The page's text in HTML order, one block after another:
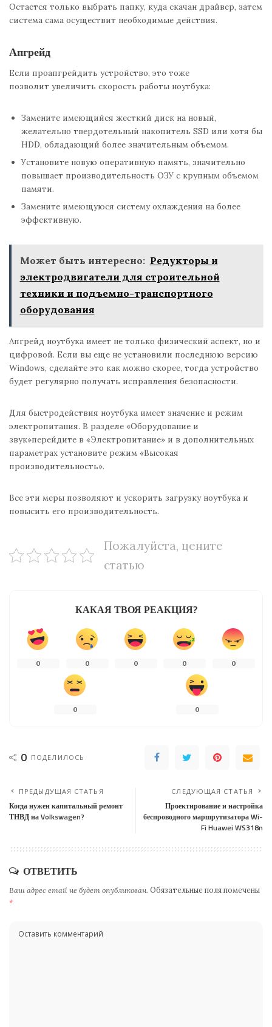
Остается только выбрать папку, куда скачан драйвер, затем
система сама осуществит необходимые действия.
Апгрейд
Если проапгрейдить устройство, это тоже
позволит увеличить скорость работы ноутбука:
Замените имеющийся жесткий диск на новый,
желательно твердотельный накопитель SSD или хотя бы
HDD, обладающий более значительным объемом.
Установите новую оперативную память, значительно
повышает производительность ОЗУ с крупным объемом
памяти.
Замените имеющуюся систему охлаждения на более
эффективную.
Может быть интересно: Редукторы и
электродвигатели для строительной
техники и подъемно-транспортного
оборудования
Апгрейд ноутбука имеет не только физический аспект, но и
цифровой. Если вы еще не установили последнюю версию
Windows, сделайте это как можно скорее, тогда устройство
будет регулярно получать исправления безопасности.
Для быстродействия ноутбука имеет значение и режим
электропитания. В разделе «Оборудование и
звук»перейдите в «Электропитание» и в дополнительных
параметрах установите режим «Высокая
производительность».
Все эти меры позволяют и ускорить загрузку ноутбука и
повысить его производительность.
Пожалуйста, цените
статью
КАКАЯ ТВОЯ РЕАКЦИЯ?
0 0 0 0 0
0 0
0 ПОДЕЛИЛОСЬ
ПРЕДЫДУЩАЯ СТАТЬЯ
Когда нужен капитальный ремонт
ТНВД на Volkswagen?
СЛЕДУЮЩАЯ СТАТЬЯ
Проектирование и настройка
беспроводного маршрутизатора Wi-
Fi Huawei WS318n
ОТВЕТИТЬ
Ваш адрес email не будет опубликован. Обязательные поля помечены
*